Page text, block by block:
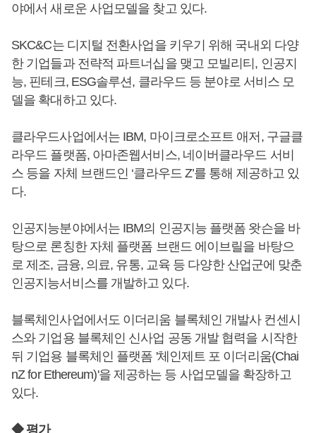
야에서 새로운 사업모델을 찾고 있다.
SKC&C는 디지털 전환사업을 키우기 위해 국내외 다양
한 기업들과 전략적 파트너십을 맺고 모빌리티, 인공지
능, 핀테크, ESG솔루션, 클라우드 등 분야로 서비스 모
델을 확대하고 있다.
클라우드사업에서는 IBM, 마이크로소프트 애저, 구글클
라우드 플랫폼, 아마존웹서비스, 네이버클라우드 서비
스 등을 자체 브랜드인 ‘클라우드 Z’를 통해 제공하고 있
다.
인공지능분야에서는 IBM의 인공지능 플랫폼 왓슨을 바
탕으로 론칭한 자체 플랫폼 브랜드 에이브릴을 바탕으
로 제조, 금융, 의료, 유통, 교육 등 다양한 산업군에 맞춘
인공지능서비스를 개발하고 있다.
블록체인사업에서도 이더리움 블록체인 개발사 컨센시
스와 기업용 블록체인 신사업 공동 개발 협력을 시작한
뒤 기업용 블록체인 플랫폼 '체인제트 포 이더리움(Chai
nZ for Ethereum)'을 제공하는 등 사업모델을 확장하고
있다.
◆ 평가